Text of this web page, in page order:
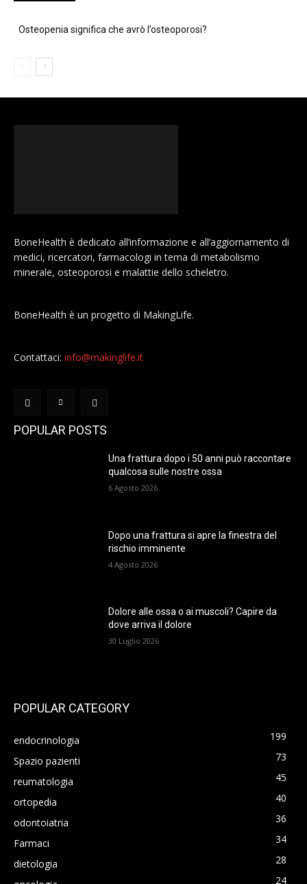
Osteopenia significa che avrò l’osteoporosi?
BoneHealth è dedicato all’informazione e all’aggiornamento di
medici, ricercatori, farmacologi in tema di metabolismo
minerale, osteoporosi e malattie dello scheletro.
BoneHealth è un progetto di MakingLife.
Contattaci: info@makinglife.it
POPULAR POSTS
Una frattura dopo i 50 anni può raccontare
qualcosa sulle nostre ossa
6 Agosto 2026
Dopo una frattura si apre la finestra del
rischio imminente
4 Agosto 2026
Dolore alle ossa o ai muscoli? Capire da
dove arriva il dolore
30 Luglio 2026
POPULAR CATEGORY
endocrinologia
199
Spazio pazienti
73
reumatologia
45
ortopedia
40
odontoiatria
36
Farmaci
34
dietologia
28
24